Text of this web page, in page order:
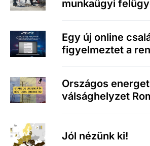
munkaügyi
Egy új online
figyelmeztet a
Országos
válsághelyzet
Jól nézünk ki!